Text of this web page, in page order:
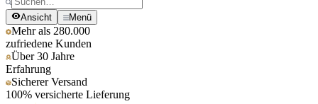
Ansicht Menü
Mehr als 280.000
zufriedene Kunden
Über 30 Jahre
Erfahrung
Sicherer Versand
100% versicherte Lieferung